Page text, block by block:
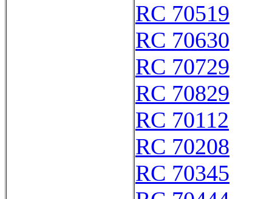
RC 70519
RC 70630
RC 70729
RC 70829
RC 70112
RC 70208
RC 70345